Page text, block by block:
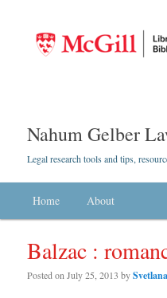
Nahum Gelber
Legal research tools and tips,
Skip to primary content
Skip to secondary content
Home About
Balzac :
Posted onJuly 25, 2013 by